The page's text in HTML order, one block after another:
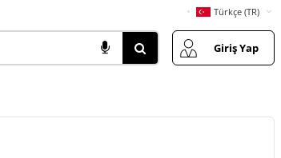
Türkçe (TR)
Giriş Yap